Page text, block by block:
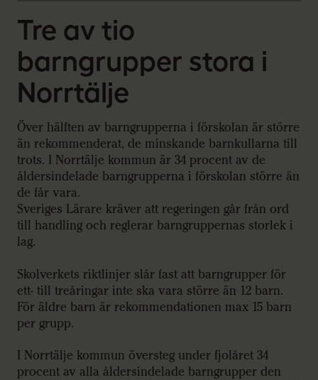
Tre av tio
barngrupper stora i
Norrtälje
Över hälften av barngrupperna i förskolan är större
än rekommenderat, de minskande barnkullarna till
trots. I Norrtälje kommun är 34 procent av de
åldersindelade barngrupperna i förskolan större än
de får vara.
Sveriges Lärare kräver att regeringen går från ord
till handling och reglerar barngruppernas storlek i
lag.
Skolverkets riktlinjer slår fast att barngrupper för
ett- till treåringar inte ska vara större än 12 barn.
För äldre barn är rekommendationen max 15 barn
per grupp.
I Norrtälje kommun översteg under fjolåret 34
procent av alla åldersindelade barngrupper den